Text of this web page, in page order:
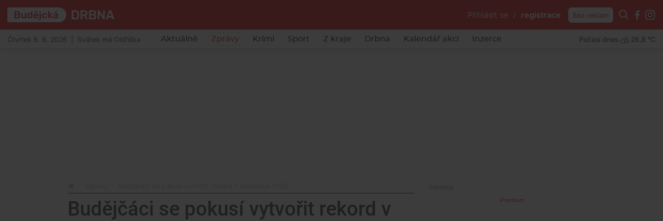
Přihlásit se / registrace Bez reklam
Čtvrtek 6. 8. 2026 | Svátek má Oldřiška Aktuálně Zprávy Krimi Sport Z kraje Drbna Kalendář akcí Inzerce Počasí dnes 26,8 °C
Budějčáci se pokusí vytvořit rekord v Premium